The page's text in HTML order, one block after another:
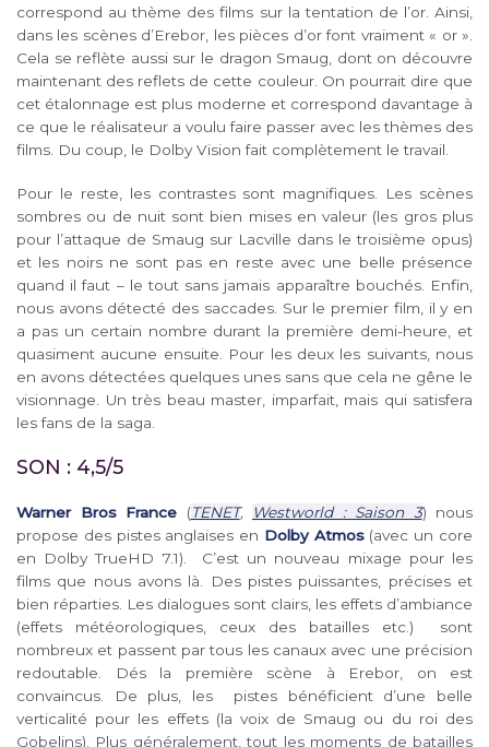
correspond au thème des films sur la tentation de l’or. Ainsi,
dans les scènes d’Erebor, les pièces d’or font vraiment « or ».
Cela se reflète aussi sur le dragon Smaug, dont on découvre
maintenant des reflets de cette couleur. On pourrait dire que
cet étalonnage est plus moderne et correspond davantage à
ce que le réalisateur a voulu faire passer avec les thèmes des
films. Du coup, le Dolby Vision fait complètement le travail.
Pour le reste, les contrastes sont magnifiques. Les scènes
sombres ou de nuit sont bien mises en valeur (les gros plus
pour l’attaque de Smaug sur Lacville dans le troisième opus)
et les noirs ne sont pas en reste avec une belle présence
quand il faut – le tout sans jamais apparaître bouchés. Enfin,
nous avons détecté des saccades. Sur le premier film, il y en
a pas un certain nombre durant la première demi-heure, et
quasiment aucune ensuite. Pour les deux les suivants, nous
en avons détectées quelques unes sans que cela ne gêne le
visionnage. Un très beau master, imparfait, mais qui satisfera
les fans de la saga.
SON : 4,5/5
Warner Bros France (TENET, Westworld : Saison 3) nous
propose des pistes anglaises en Dolby Atmos(avec un core
en Dolby TrueHD 7.1). C’est un nouveau mixage pour les
films que nous avons là. Des pistes puissantes, précises et
bien réparties. Les dialogues sont clairs, les effets d’ambiance
(effets météorologiques, ceux des batailles etc.) sont
nombreux et passent par tous les canaux avec une précision
redoutable. Dés la première scène à Erebor, on est
convaincus. De plus, les pistes bénéficient d’une belle
verticalité pour les effets (la voix de Smaug ou du roi des
Gobelins). Plus généralement, tout les moments de batailles